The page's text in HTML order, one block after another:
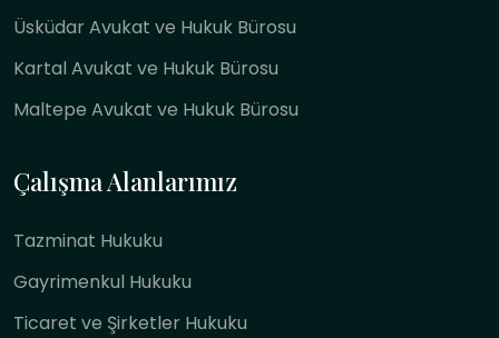
Üsküdar Avukat ve Hukuk Bürosu
Kartal Avukat ve Hukuk Bürosu
Maltepe Avukat ve Hukuk Bürosu
Çalışma Alanlarımız
Tazminat Hukuku
Gayrimenkul Hukuku
Ticaret ve Şirketler Hukuku